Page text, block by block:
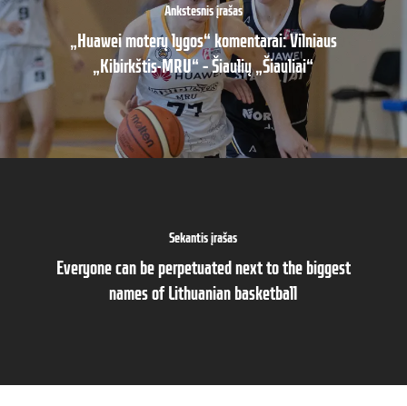
Ankstesnis įrašas
„Huawei moterų lygos“ komentarai: Vilniaus
„Kibirkštis-MRU“ – Šiaulių „Šiauliai“
Sekantis įrašas
Everyone can be perpetuated next to the biggest
names of Lithuanian basketball